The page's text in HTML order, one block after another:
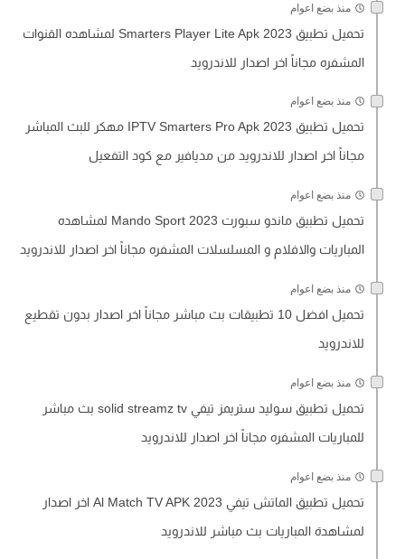
منذ بضع اعوام
تحميل تطبيق Smarters Player Lite Apk 2023 لمشاهده القنوات
المشفره مجاناً اخر اصدار للاندرويد
منذ بضع اعوام
تحميل تطبيق IPTV Smarters Pro Apk 2023 مهكر للبث المباشر
مجاناً اخر اصدار للاندرويد من مديافير مع كود التفعيل
منذ بضع اعوام
تحميل تطبيق ماندو سبورت Mando Sport 2023 لمشاهده
المباريات والافلام و المسلسلات المشفره مجاناً اخر اصدار للاندرويد
منذ بضع اعوام
تحميل افضل 10 تطبيقات بث مباشر مجاناً اخر اصدار بدون تقطيع
للاندرويد
منذ بضع اعوام
تحميل تطبيق سوليد ستريمز تيفي solid streamz tv بث مباشر
للمباريات المشفره مجاناً اخر اصدار للاندرويد
منذ بضع اعوام
تحميل تطبيق الماتش تيفي Al Match TV APK 2023 اخر اصدار
لمشاهدة المباريات بث مباشر للاندرويد